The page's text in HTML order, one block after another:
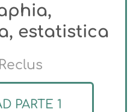
estatistica
PARTE 1